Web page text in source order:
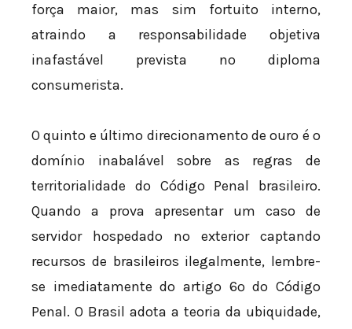
força maior, mas sim fortuito interno,
atraindo a responsabilidade objetiva
inafastável prevista no diploma
consumerista.
O quinto e último direcionamento de ouro é o
domínio inabalável sobre as regras de
territorialidade do Código Penal brasileiro.
Quando a prova apresentar um caso de
servidor hospedado no exterior captando
recursos de brasileiros ilegalmente, lembre-
se imediatamente do artigo 6º do Código
Penal. O Brasil adota a teoria da ubiquidade,